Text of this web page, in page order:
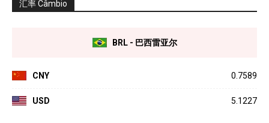
汇率 Câmbio
BRL - 巴西雷亚尔
CNY 0.7589
USD 5.1227